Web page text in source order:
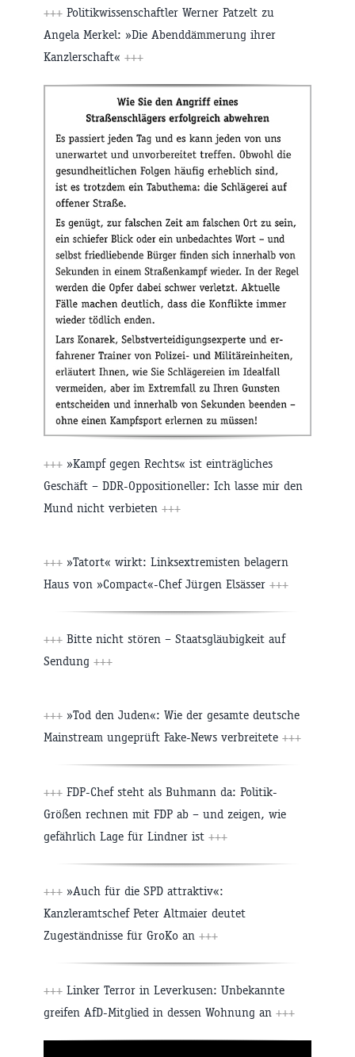
+++ Politikwissenschaftler Werner Patzelt zu
Angela Merkel: »Die Abenddämmerung ihrer
Kanzlerschaft« +++
+++ »Kampf gegen Rechts« ist einträgliches
Geschäft – DDR-Oppositioneller: Ich lasse mir den
Mund nicht verbieten +++
+++ »Tatort« wirkt: Linksextremisten belagern
Haus von »Compact«-Chef Jürgen Elsässer +++
+++ Bitte nicht stören – Staatsgläubigkeit auf
Sendung +++
+++ »Tod den Juden«: Wie der gesamte deutsche
Mainstream ungeprüft Fake-News verbreitete +++
+++ FDP-Chef steht als Buhmann da: Politik-
Größen rechnen mit FDP ab – und zeigen, wie
gefährlich Lage für Lindner ist +++
+++ »Auch für die SPD attraktiv«:
Kanzleramtschef Peter Altmaier deutet
Zugeständnisse für GroKo an +++
+++ Linker Terror in Leverkusen: Unbekannte
greifen AfD-Mitglied in dessen Wohnung an +++